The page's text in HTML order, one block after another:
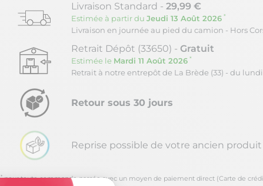
Livraison Standard - 29,99 €
Estimée à partir du Jeudi 13 Août 2026 *
Livraison en journée au pied du camion - Hors
Retrait Dépôt (33650) - Gratuit
Estimée le Mardi 11 Août 2026 *
Retrait à notre entrepôt de La Brède (33) - du
Retour sous 30 jours
Reprise possible de votre ancien produit
*pour toute commande passée avec un moyen de paiement direct (Carte de